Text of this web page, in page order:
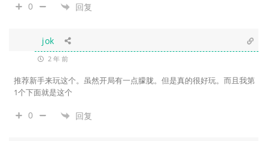
0 回复
jok
2 年 前
推荐新手来玩这个。虽然开局有一点朦胧。但是真的很好玩。而且我第
1个下面就是这个
0 回复